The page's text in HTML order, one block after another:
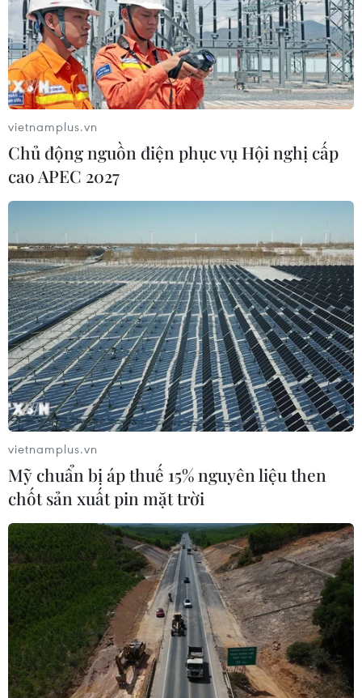
vietnamplus.vn
Chủ động nguồn điện phục vụ Hội nghị cấp
cao APEC 2027
vietnamplus.vn
Mỹ chuẩn bị áp thuế 15% nguyên liệu then
chốt sản xuất pin mặt trời